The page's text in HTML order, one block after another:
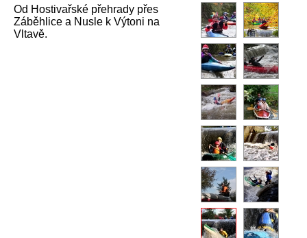
Od Hostivařské přehrady přes
Záběhlice a Nusle k Výtoni na
Vltavě.